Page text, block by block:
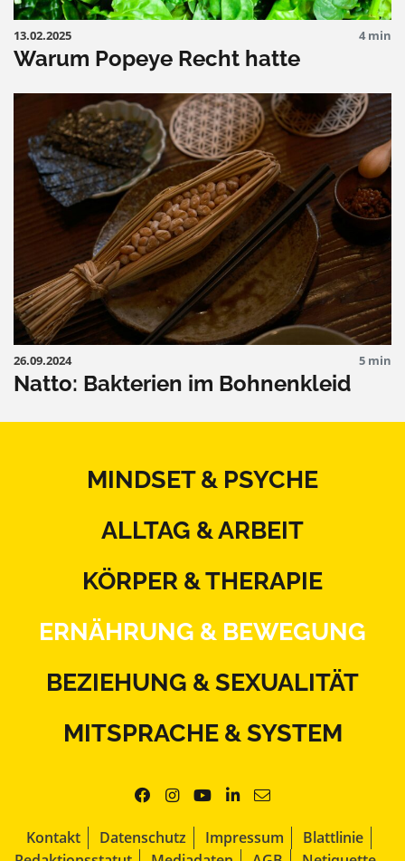
13.02.2025 4 min
Warum Popeye Recht hatte
26.09.2024 5 min
Natto: Bakterien im Bohnenkleid
MINDSET & PSYCHE
ALLTAG & ARBEIT
KÖRPER & THERAPIE
ERNÄHRUNG & BEWEGUNG
BEZIEHUNG & SEXUALITÄT
MITSPRACHE & SYSTEM
Kontakt Datenschutz Impressum
Blattlinie